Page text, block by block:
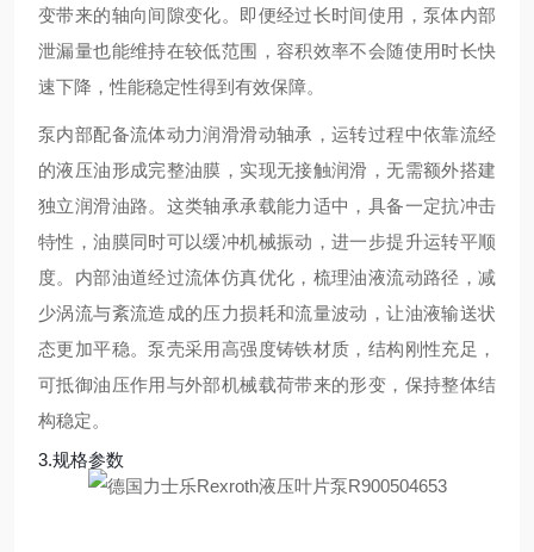
变带来的轴向间隙变化。即便经过长时间使用，泵体内部
泄漏量也能维持在较低范围，容积效率不会随使用时长快
速下降，性能稳定性得到有效保障。
泵内部配备流体动力润滑滑动轴承，运转过程中依靠流经
的液压油形成完整油膜，实现无接触润滑，无需额外搭建
独立润滑油路。这类轴承承载能力适中，具备一定抗冲击
特性，油膜同时可以缓冲机械振动，进一步提升运转平顺
度。内部油道经过流体仿真优化，梳理油液流动路径，减
少涡流与紊流造成的压力损耗和流量波动，让油液输送状
态更加平稳。泵壳采用高强度铸铁材质，结构刚性充足，
可抵御油压作用与外部机械载荷带来的形变，保持整体结
构稳定。
3.规格参数